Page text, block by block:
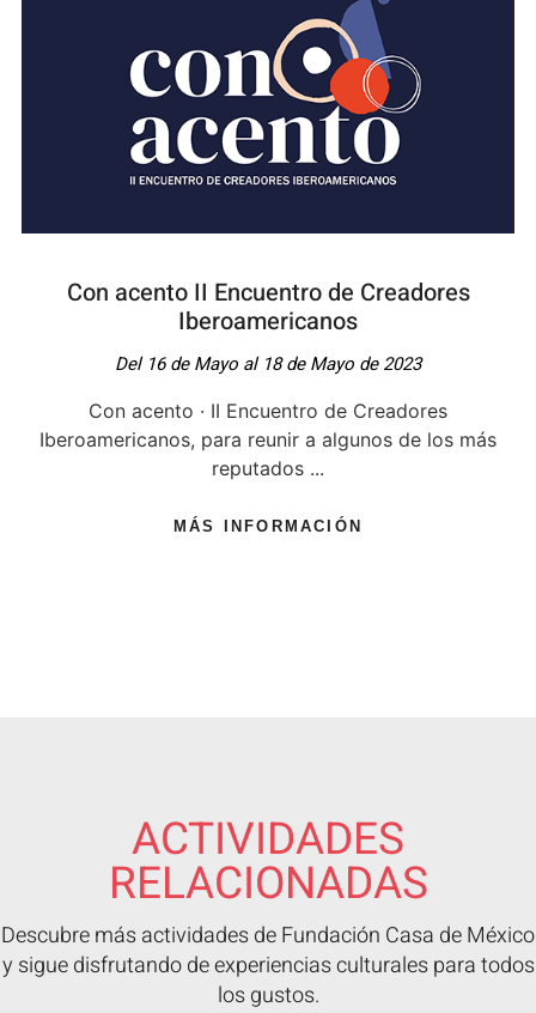
Con acento II Encuentro de Creadores
Iberoamericanos
Del 16 de Mayo al 18 de Mayo de 2023
Con acento · II Encuentro de Creadores
Iberoamericanos, para reunir a algunos de los más
reputados ...
MÁS INFORMACIÓN
ACTIVIDADES
RELACIONADAS
Descubre más actividades de Fundación Casa de México
y sigue disfrutando de experiencias culturales para todos
los gustos.